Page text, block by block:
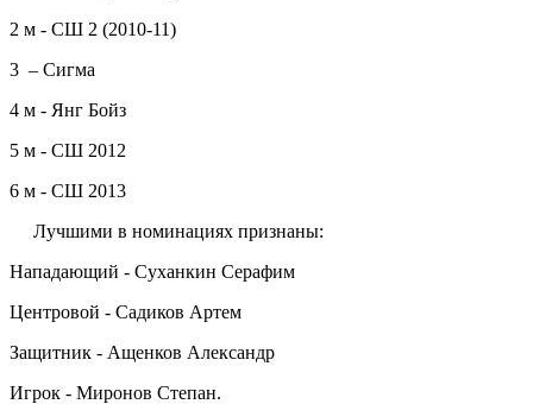
2 м - СШ 2 (2010-11)
3 – Сигма
4 м - Янг Бойз
5 м - СШ 2012
6 м - СШ 2013
Лучшими в номинациях признаны:
Нападающий - Суханкин Серафим
Центровой - Садиков Артем
Защитник - Ащенков Александр
Игрок - Миронов Степан.